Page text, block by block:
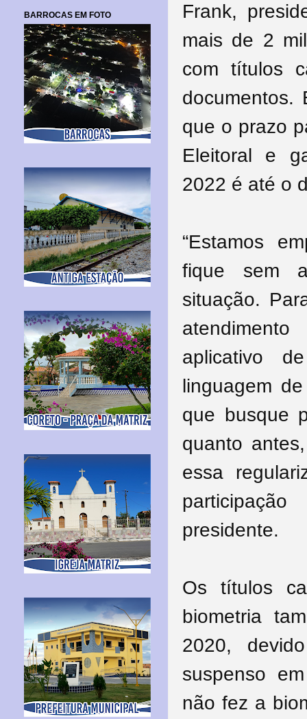
Frank,
mais de 2
com títulos
documentos.
que o prazo
Eleitoral e
2022 é até o
“Estamos
fique sem
situação.
aplicativo
linguagem
que busque
quanto
essa
presidente.
Os títulos
biometria
2020,
suspenso
não fez a
BARROCAS EM FOTO